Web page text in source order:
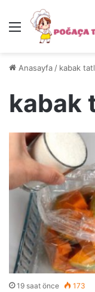
Menü
Anasayfa / kabak
kabak
19 saat önce 173